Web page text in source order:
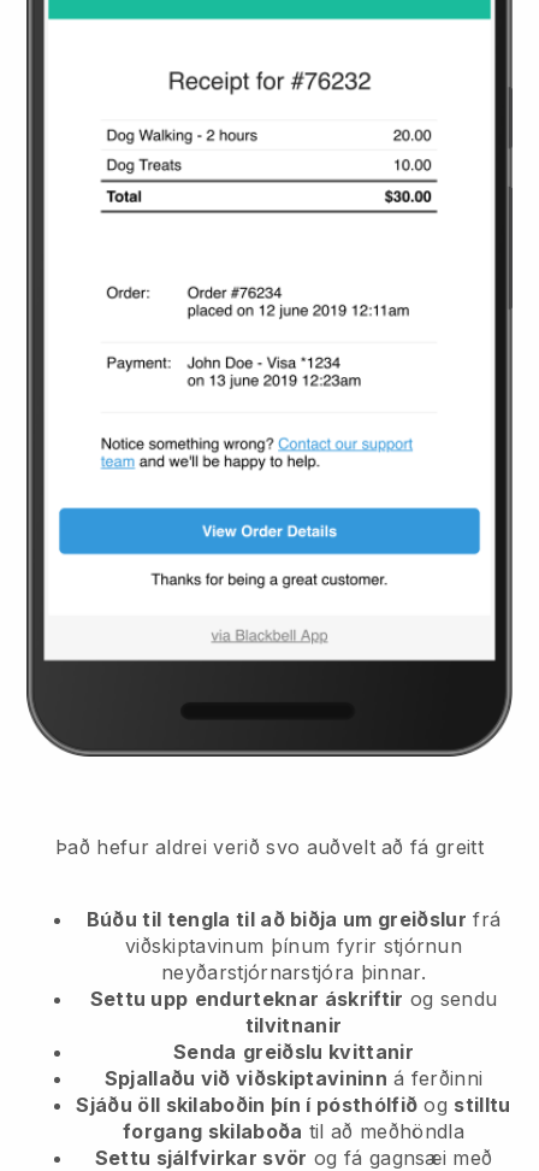
Það hefur aldrei verið svo auðvelt að fá greitt
Búðu til tengla til að biðja um greiðslur frá
viðskiptavinum þínum fyrir stjórnun
neyðarstjórnarstjóra þinnar.
Settu upp endurteknar áskriftir og sendu
tilvitnanir
Senda greiðslu kvittanir
Spjallaðu við viðskiptavininn á ferðinni
Sjáðu öll skilaboðin þín í pósthólfið og stilltu
forgang skilaboða til að meðhöndla
Settu sjálfvirkar svör og fá gagnsæi með